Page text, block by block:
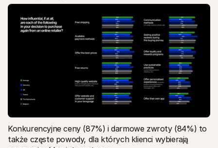
Konkurencyjne ceny (87%) i darmowe zwroty (84%) to
także częste powody, dla których klienci wybierają